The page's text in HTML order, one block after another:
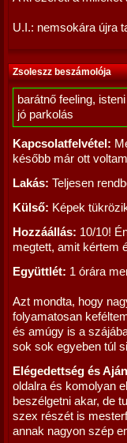
U.I.: nemsokára újra
Zsoleszz beszámolója
barátnő feeling,
jó parkolás
Kapcsolatfelvétel:
később már ott
Lakás: Teljesen
Külső: Képek
Hozzáállás: 10/10!
megtett, amit kértem
Együttlét: 1 órára
Azt mondta, hogy
folyamatosan
és amúgy is a
sok sok egyeben túl
Elégedettség és
oldalra és komolyan
beszélgetni akar, de
szex részét is
annak nagyon szép